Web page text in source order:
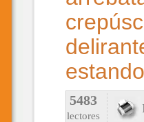
5483
lectores